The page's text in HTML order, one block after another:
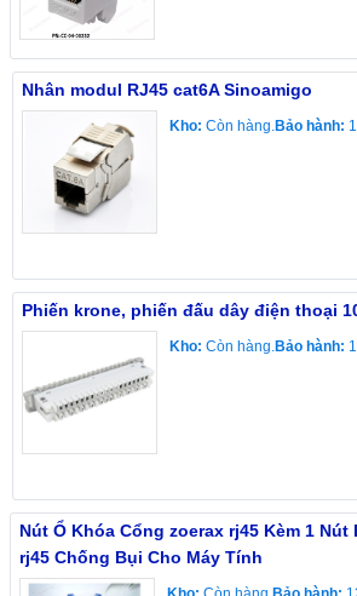
Nhân modul RJ45 cat6A Sinoamigo
Kho: Còn hàng.Bảo hành:
Phiến krone, phiến đấu dây điện thoại
Kho: Còn hàng.Bảo hành:
Nút Ổ Khóa Cổng zoerax rj45 Kèm 1
rj45 Chống Bụi Cho Máy Tính